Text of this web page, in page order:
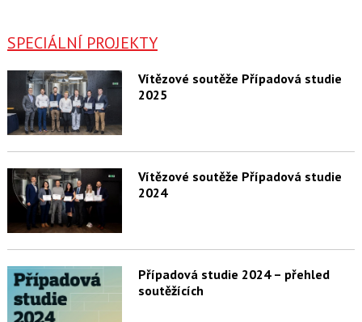
SPECIÁLNÍ PROJEKTY
Vítězové soutěže Případová studie
2025
Vítězové soutěže Případová studie
2024
Případová studie 2024 – přehled
soutěžících